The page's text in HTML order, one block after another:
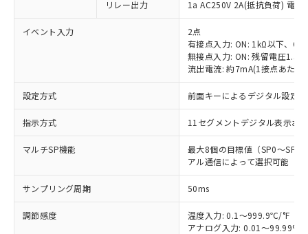
リレー出力 1a AC250V 2A(抵抗負荷) 電
イベント入力
2点
有接点入力: ON: 1kΩ以下、
無接点入力: ON: 残留電圧1.5V
流出電流: 約7mA(1接点あたり)
設定方式 前面キーによるデジタル設定
指示方式 11セグメントデジタル表示お
マルチSP機能
最大8個の目標値（SP0～SP7
アル通信によって選択可能
サンプリング周期 50ms
調節感度
温度入力: 0.1～999.9℃/°F（
アナログ入力: 0.01～